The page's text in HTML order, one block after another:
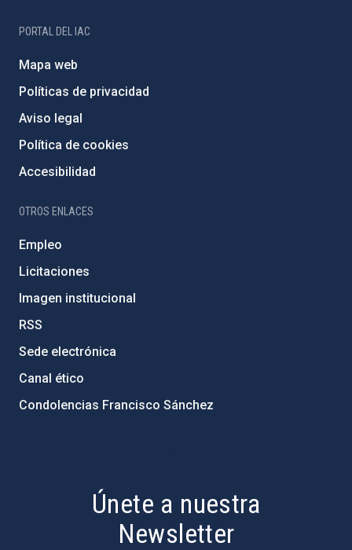
PORTAL DEL IAC
Mapa web
Políticas de privacidad
Aviso legal
Política de cookies
Accesibilidad
OTROS ENLACES
Empleo
Licitaciones
Imagen institucional
RSS
Sede electrónica
Canal ético
Condolencias Francisco Sánchez
Únete a nuestra
Newsletter